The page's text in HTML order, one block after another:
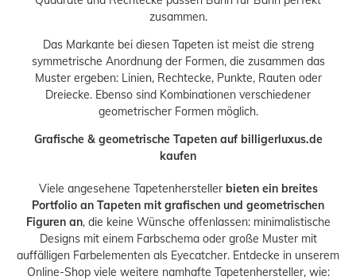
zusammen.
Das Markante bei diesen Tapeten ist meist die streng
symmetrische Anordnung der Formen, die zusammen das
Muster ergeben: Linien, Rechtecke, Punkte, Rauten oder
Dreiecke. Ebenso sind Kombinationen verschiedener
geometrischer Formen möglich.
Grafische & geometrische Tapeten auf billigerluxus.de
kaufen
Viele angesehene Tapetenhersteller bieten ein breites
Portfolio an Tapeten mit grafischen und geometrischen
Figuren an, die keine Wünsche offenlassen: minimalistische
Designs mit einem Farbschema oder große Muster mit
auffälligen Farbelementen als Eyecatcher. Entdecke in unserem
Online-Shop viele weitere namhafte Tapetenhersteller, wie: